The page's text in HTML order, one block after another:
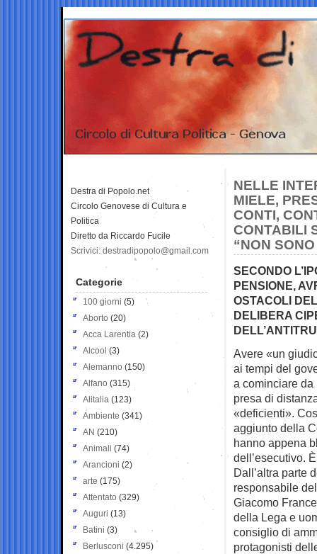
NELLE
MIELE,
CONTI,
CONTABILI
“NON
SECONDO
PENSIONE,
OSTACOLI
DELIBERA
Avere «un
ai tempi del
a cominciare
presa di
«deficienti».
aggiunto della
hanno appena
dell’esecutivo.
Dall’altra parte
responsabile
Giacomo
della Lega e
consiglio di
protagonisti
Destra di Popolo.net
Circolo Genovese di Cultura e
Politica
Diretto da Riccardo Fucile
Scrivici: destradipopolo@gmail.com
Categorie
100 giorni (5)
Aborto (20)
Acca Larentia (2)
Alcool (3)
Alemanno (150)
Alfano (315)
Alitalia (123)
Ambiente (341)
AN (210)
Animali (74)
Arancioni (2)
arte (175)
Attentato (329)
Auguri (13)
Batini (3)
Berlusconi (4.295)